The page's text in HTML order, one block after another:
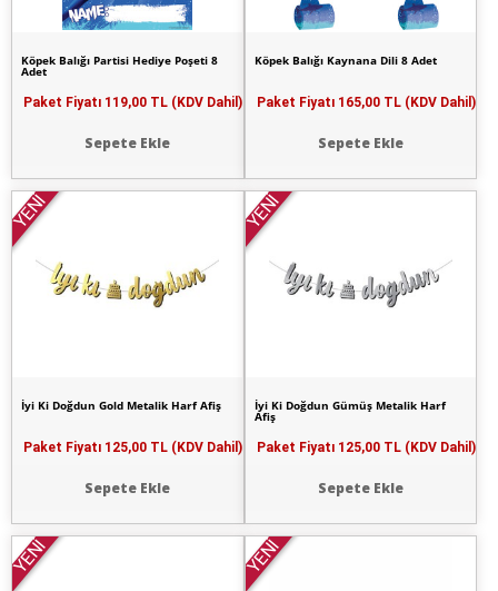
Köpek Balığı Partisi Hediye Poşeti 8
Adet
Paket Fiyatı 119,00 TL (KDV Dahil)
Sepete Ekle
Köpek Balığı Kaynana Dili 8 Adet
Paket Fiyatı 165,00 TL (KDV Dahil)
Sepete Ekle
YENİ
İyi Ki Doğdun Gold Metalik Harf Afiş
Paket Fiyatı 125,00 TL (KDV Dahil)
Sepete Ekle
YENİ
İyi Ki Doğdun Gümüş Metalik Harf
Afiş
Paket Fiyatı 125,00 TL (KDV Dahil)
Sepete Ekle
YENİ YENİ